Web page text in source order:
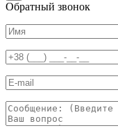
Обратный звонок